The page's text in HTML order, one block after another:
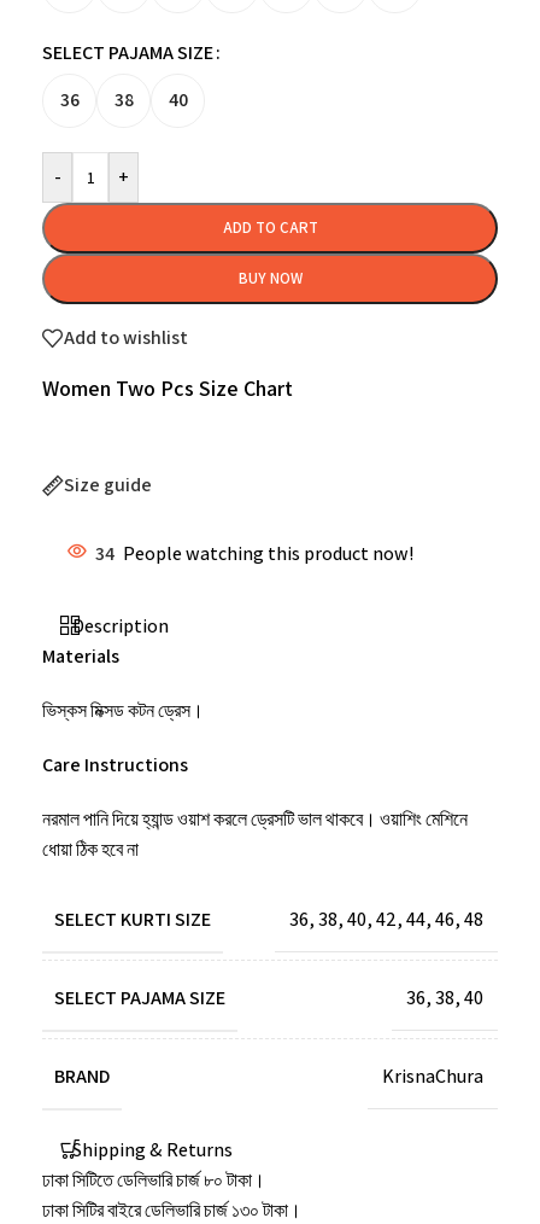
SELECT PAJAMA SIZE
36
38 40
- +
ADD TO CART
BUY NOW
Add to wishlist
Women Two Pcs Size Chart
Size guide
34 People watching this product now!
Description
Materials
ভিস্কস মিক্সড কটন ড্রেস।
Care Instructions
নরমাল পানি দিয়ে হ্যান্ড ওয়াশ করলে ড্রেসটি ভাল থাকবে। ওয়াশিং মেশিনে
ধোয়া ঠিক হবে না
SELECT KURTI SIZE 36,38,40,42,44,46,48
SELECT PAJAMA SIZE 36,38,40
BRAND KrisnaChura
Shipping & Returns
ঢাকা সিটিতে ডেলিভারি চার্জ ৮০ টাকা।
ঢাকা সিটির বাইরে ডেলিভারি চার্জ ১৩০ টাকা।